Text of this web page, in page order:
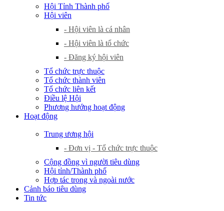
Hội Tỉnh Thành phố
Hội viên
- Hội viên là cá nhân
- Hội viên là tổ chức
- Đăng ký hội viên
Tổ chức trực thuộc
Tổ chức thành viên
Tổ chức liên kết
Điều lệ Hội
Phương hướng hoạt động
Hoạt động
Trung ương hội
- Đơn vị - Tổ chức trực thuộc
Cộng đồng vì người tiêu dùng
Hội tỉnh/Thành phố
Hợp tác trong và ngoài nước
Cảnh báo tiêu dùng
Tin tức